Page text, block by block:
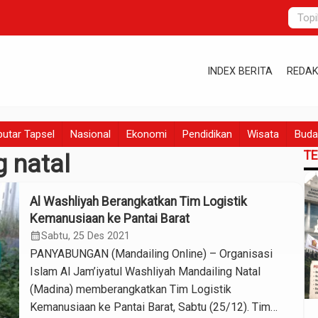
INDEX BERITA
Tapsel Nasional Ekonomi Pendidikan Wisata
natal
Al Washliyah Berangkatkan Tim Logistik
Kemanusiaan ke Pantai Barat
calendar_monthSabtu, 25 Des 2021
PANYABUNGAN (Mandailing Online) – Organisasi
Islam Al Jam’iyatul Washliyah Mandailing Natal
(Madina) memberangkatkan Tim Logistik
Kemanusiaan ke Pantai Barat, Sabtu (25/12). Tim